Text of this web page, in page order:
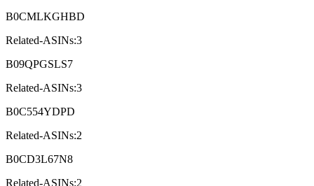
B0CMLKGHBD
Related-ASINs:3
B09QPGSLS7
Related-ASINs:3
B0C554YDPD
Related-ASINs:2
B0CD3L67N8
Related-ASINs:2